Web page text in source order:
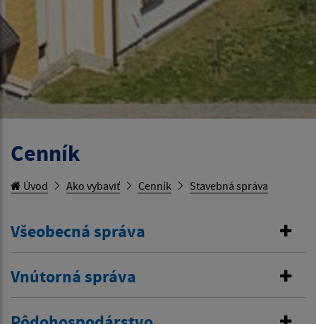
Cenník
Úvod Ako vybaviť Cenník Stavebná správa
Všeobecná správa
Vnútorná správa